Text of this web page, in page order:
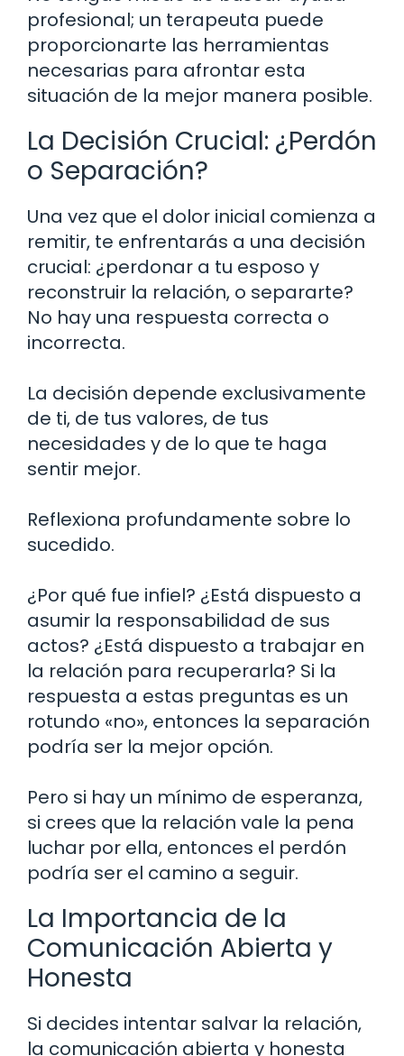
profesional; un terapeuta puede
proporcionarte las herramientas
necesarias para afrontar esta
situación de la mejor manera posible.
La Decisión Crucial: ¿Perdón
o Separación?
Una vez que el dolor inicial comienza a
remitir, te enfrentarás a una decisión
crucial: ¿perdonar a tu esposo y
reconstruir la relación, o separarte?
No hay una respuesta correcta o
incorrecta.
La decisión depende exclusivamente
de ti, de tus valores, de tus
necesidades y de lo que te haga
sentir mejor.
Reflexiona profundamente sobre lo
sucedido.
¿Por qué fue infiel? ¿Está dispuesto a
asumir la responsabilidad de sus
actos? ¿Está dispuesto a trabajar en
la relación para recuperarla? Si la
respuesta a estas preguntas es un
rotundo «no», entonces la separación
podría ser la mejor opción.
Pero si hay un mínimo de esperanza,
si crees que la relación vale la pena
luchar por ella, entonces el perdón
podría ser el camino a seguir.
La Importancia de la
Comunicación Abierta y
Honesta
Si decides intentar salvar la relación,
la comunicación abierta y honesta